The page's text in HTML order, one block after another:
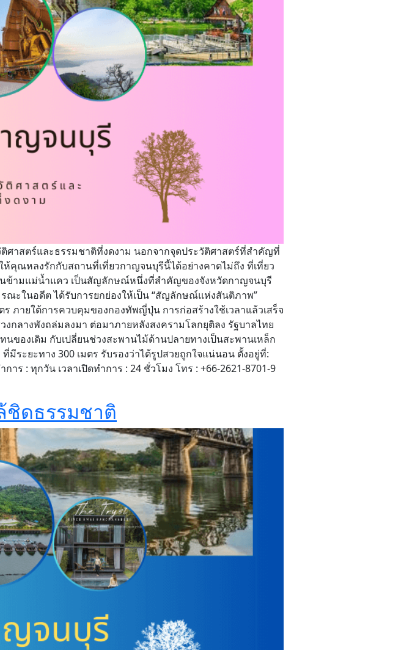
ศาสตร์และธรรมชาติที่งดงาม นอกจากจุดประวัติศาสตร์ที่สำคัญที่
คุณหลงรักกับสถานที่เที่ยวกาญจนบุรีนี้ได้อย่างคาดไม่ถึง ที่เที่ยว
ข้ามแม่น้ำแคว เป็นสัญลักษณ์หนึ่งที่สำคัญของจังหวัดกาญจนบุรี
ณะในอดีต ได้รับการยกย่องให้เป็น “สัญลักษณ์แห่งสันติภาพ”
ภายใต้การควบคุมของกองทัพญี่ปุ่น การก่อสร้างใช้เวลาแล้วเสร็จ
กลางพังถล่มลงมา ต่อมาภายหลังสงครามโลกยุติลง รัฐบาลไทย
ของเดิม กับเปลี่ยนช่วงสะพานไม้ด้านปลายทางเป็นสะพานเหล็ก
ะยะทาง 300 เมตร รับรองว่าได้รูปสวยถูกใจแน่นอน ตั้งอยู่ที่:
ร : ทุกวัน เวลาเปิดทำการ : 24 ชั่วโมง โทร : +66-2621-8701-9
ชิดธรรมชาติ